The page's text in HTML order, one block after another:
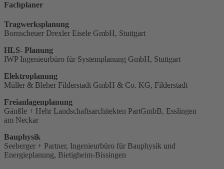
Fachplaner
Tragwerksplanung
Bornscheuer Drexler Eisele GmbH, Stuttgart
HLS- Planung
IWP Ingenieurbüro für Systemplanung GmbH, Stuttgart
Elektroplanung
Müller & Bleher Filderstadt GmbH & Co. KG, Filderstadt
Freianlagenplanung
Gänßle + Hehr Landschaftsarchitekten PartGmbB, Esslingen
am Neckar
Bauphysik
Seeberger + Partner, Ingenieurbüro für Bauphysik und
Energieplanung, Bietigheim-Bissingen